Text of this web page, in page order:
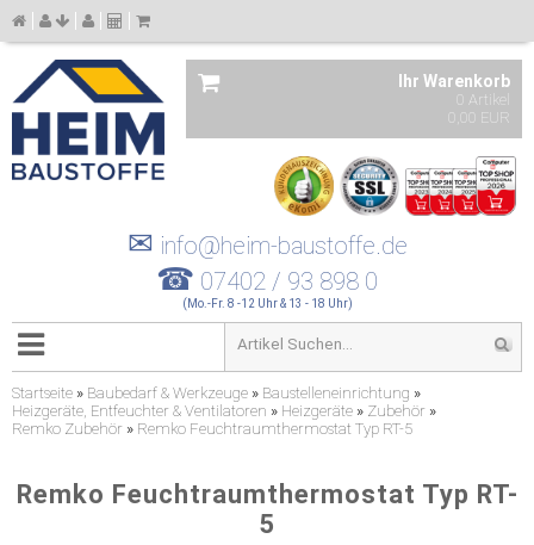
Ihr Warenkorb
0 Artikel
0,00 EUR
✉ info@heim-baustoffe.de
☎ 07402 / 93 898 0
(Mo.-Fr. 8 -12 Uhr & 13 - 18 Uhr)
Startseite » Baubedarf & Werkzeuge » Baustelleneinrichtung »
Heizgeräte, Entfeuchter & Ventilatoren » Heizgeräte » Zubehör »
Remko Zubehör » Remko Feuchtraumthermostat Typ RT-5
Remko Feuchtraumthermostat Typ RT-
5